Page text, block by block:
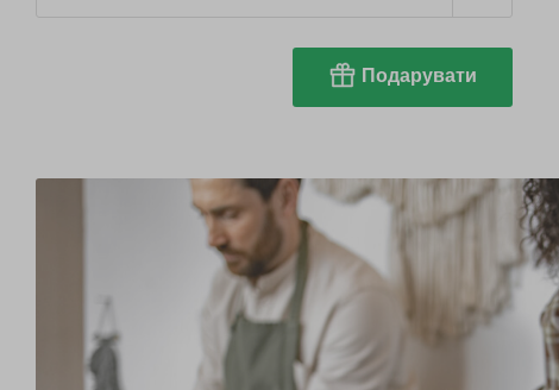
Подарувати